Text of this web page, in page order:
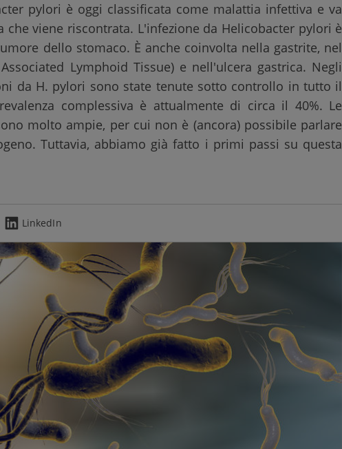
pylori è oggi classificata come malattia infettiva e va
viene riscontrata. L'infezione da Helicobacter pylori è
dello stomaco. È anche coinvolta nella gastrite, nel
Lymphoid Tissue) e nell'ulcera gastrica. Negli
da H. pylori sono state tenute sotto controllo in tutto il
complessiva è attualmente di circa il 40%. Le
molto ampie, per cui non è (ancora) possibile parlare
Tuttavia, abbiamo già fatto i primi passi su questa
LinkedIn